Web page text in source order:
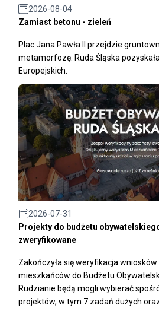
2026-08-04
Zamiast betonu - zieleń
Plac Jana Pawła II przejdzie
metamorfozę. Ruda Śląska
Europejskich.
2026-07-31
Projekty do budżetu
zweryfikowane
Zakończyła się weryfikacja
mieszkańców do Budżetu
Rudzianie będą mogli wybierać
projektów, w tym 7 zadań dużych